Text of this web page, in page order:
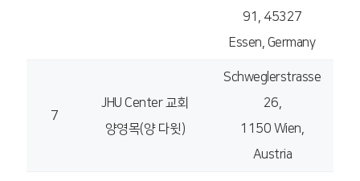
91, 45327
Essen, Germany
7
JHU Center 교회
양영목(양 다윗)
Schweglerstrasse
26,
1150 Wien,
Austria